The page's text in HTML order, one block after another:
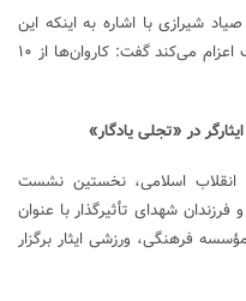
شیرازی با اشاره به اینکه این
ستاد ۲۵ هزار زائر به مناطق عملیاتی جنوب اعزام می‌کند گفت: کاروان‌ها از ۱۰
در «تجلی یادگار»
انقلاب اسلامی، نخستین نشست
شهدای تأثیرگذار با عنوان
پنجشنبه، ۱۰ بهمن‌ در مؤسسه فرهنگی، ورزشی ایثار برگزار